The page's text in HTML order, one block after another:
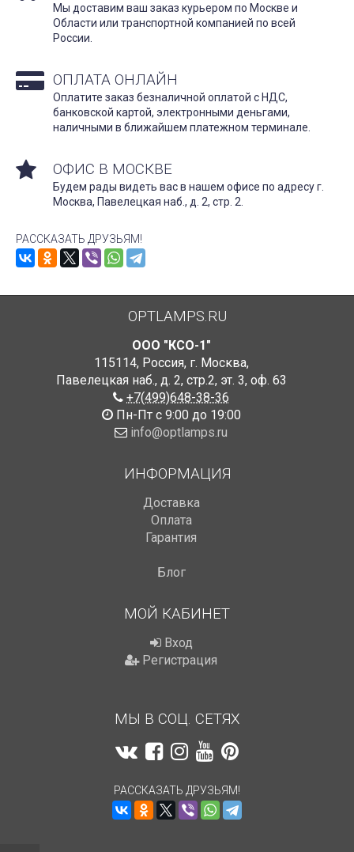
Мы доставим ваш заказ курьером по Москве и
Области или транспортной компанией по всей
России.
ОПЛАТА ОНЛАЙН
Оплатите заказ безналичной оплатой с НДС,
банковской картой, электронными деньгами,
наличными в ближайшем платежном терминале.
ОФИС В МОСКВЕ
Будем рады видеть вас в нашем офисе по адресу г.
Москва, Павелецкая наб., д. 2, стр. 2.
РАССКАЗАТЬ ДРУЗЬЯМ!
OPTLAMPS.RU
ООО "КСО-1"
115114, Россия, г. Москва,
Павелецкая наб., д. 2, стр.2, эт. 3, оф. 63
+7(499)648-38-36
Пн-Пт с 9:00 до 19:00
info@optlamps.ru
ИНФОРМАЦИЯ
Доставка
Оплата
Гарантия
Блог
МОЙ КАБИНЕТ
Вход
Регистрация
МЫ В СОЦ. СЕТЯХ
РАССКАЗАТЬ ДРУЗЬЯМ!